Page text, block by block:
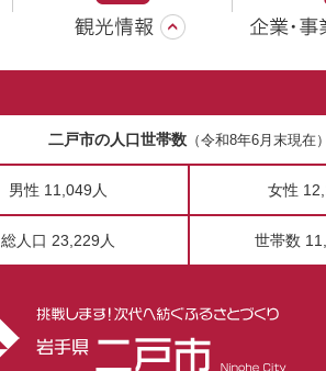
二戸市の人口世帯数（令和8年6月末現在）
男性 11,049人 女性
総人口 23,229人 世帯数